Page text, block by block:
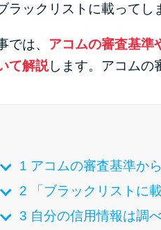
ラックリストに載ってし
では、 アコムの審査基準
て解説します。アコムの
1 アコムの審査基準か
2 「ブラックリストに
3 自分の信用情報は調